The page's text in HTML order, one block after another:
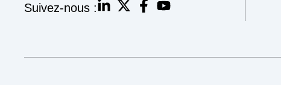
Suivez-nous :